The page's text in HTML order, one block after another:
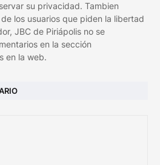
su privacidad. Tambien
los usuarios que piden la libertad
JBC de Piriápolis no se
en la sección
en la web.